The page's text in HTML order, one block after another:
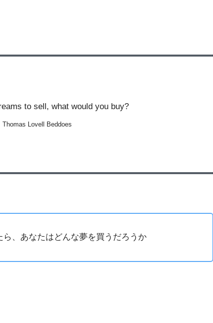
to sell, what would you buy?
Thomas Lovell Beddoes
ら、あなたはどんな夢を買うだろうか